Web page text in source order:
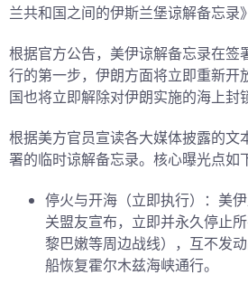
兰共和国之间的伊斯兰堡谅解备忘录
根据官方公告， 美伊谅解备忘录在签
行的第一步，伊朗方面将立即重新开
国也将立即解除对伊朗实施的海上封
根据美方官员宣读各大媒体披露的文
署的临时谅解备忘录。核心曝光点如
停火与开海（立即执行）： 美
关盟友宣布，立即并永久停止
黎巴嫩等周边战线），互不发
船恢复霍尔木兹海峡通行。